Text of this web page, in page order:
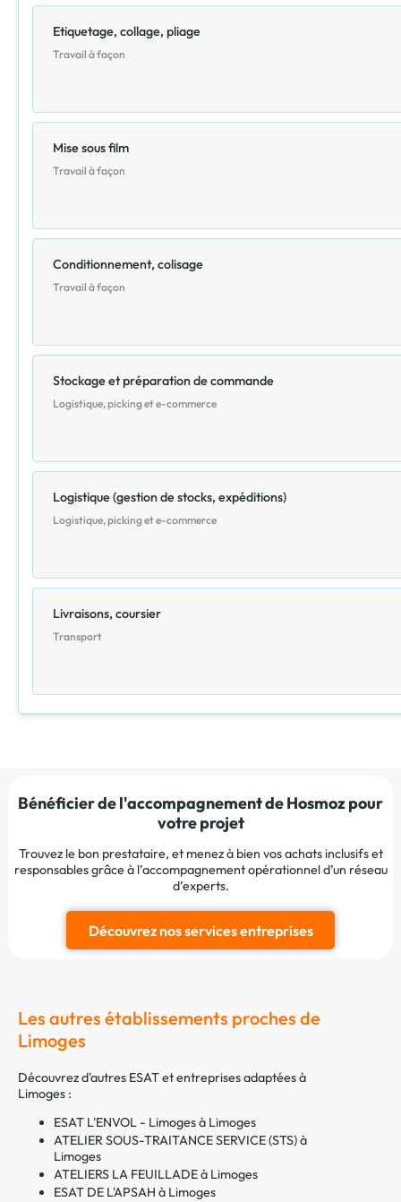
Etiquetage, collage, pliage
Travail à façon
Mise sous film
Travail à façon
Conditionnement, colisage
Travail à façon
Stockage et préparation de commande
Logistique, picking et e-commerce
Logistique (gestion de stocks, expéditions)
Logistique, picking et e-commerce
Livraisons, coursier
Transport
Bénéficier de l'accompagnement de Hosmoz pour
votre projet
Trouvez le bon prestataire, et menez à bien vos achats inclusifs et
responsables grâce à l’accompagnement opérationnel d’un réseau
d’experts.
Découvrez nos services entreprises
Les autres établissements proches de
Limoges
Découvrez d'autres ESAT et entreprises adaptées à
Limoges :
ESAT L'ENVOL - Limoges à Limoges
ATELIER SOUS-TRAITANCE SERVICE (STS) à
Limoges
ATELIERS LA FEUILLADE à Limoges
ESAT DE L'APSAH à Limoges